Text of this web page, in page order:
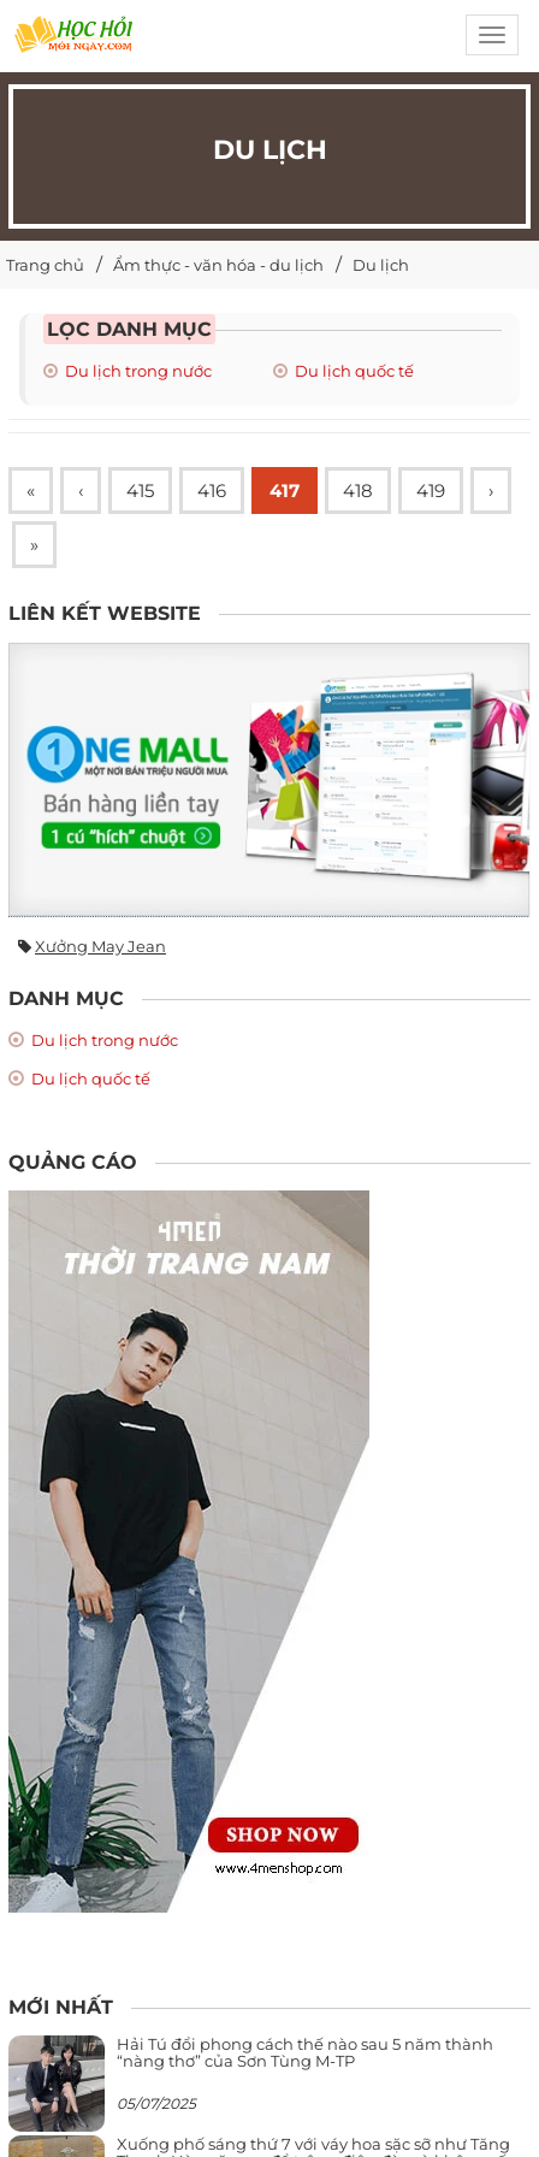
DU LỊCH
Trang chủ Ẩm thực - văn hóa - du lịch Du lịch
LỌC DANH MỤC
Du lịch trong nước Du lịch quốc tế
« ‹ 415 416 417 418 419 ›
»
LIÊN KẾT WEBSITE
Xưởng May Jean
DANH MỤC
Du lịch trong nước
Du lịch quốc tế
QUẢNG CÁO
MỚI NHẤT
Hải Tú đổi phong cách thế nào sau 5 năm thành
“nàng thơ” của Sơn Tùng M-TP
05/07/2025
Xuống phố sáng thứ 7 với váy hoa sặc sỡ như Tăng